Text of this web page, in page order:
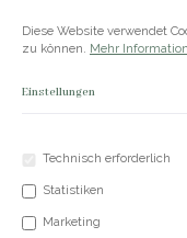
Diese Website verwendet
zu können. Mehr
Einstellungen
Technisch erforderlich
Statistiken
Marketing